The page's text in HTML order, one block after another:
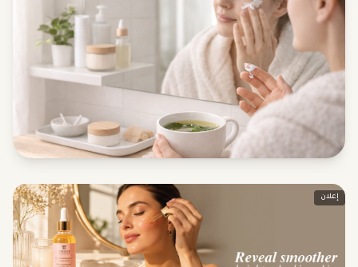
إعلان